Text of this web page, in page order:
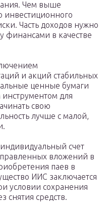
Чем выше
инвестиционного
Часть доходов нужно
финансами в качестве
и акций стабильных
ценные бумаги
для
свою
лучше с малой,
счет
вложений в
паев в
ИИС заключается
условии сохранения
снятия средств.